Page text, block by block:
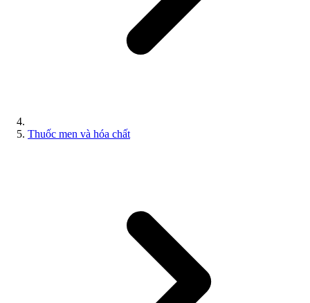
Thuốc men và hóa chất